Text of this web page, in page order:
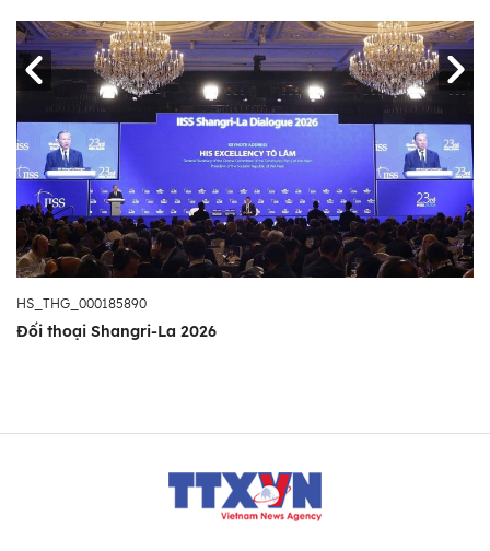
HS_THG_000185890
Đối thoại Shangri-La 2026